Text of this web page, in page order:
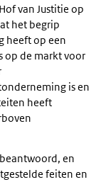
van Justitie op
het begrip
heeft op een
op de markt voor
is en
heeft
en
feiten en